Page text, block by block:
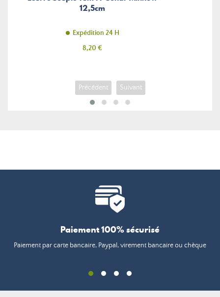
12,5cm
Expédition 24 H
Prix
8,20 €
Précédent Suivant
Paiement 100% sécurisé
Paiement par carte bancaire, Paypal, virement bancaire ou chèque